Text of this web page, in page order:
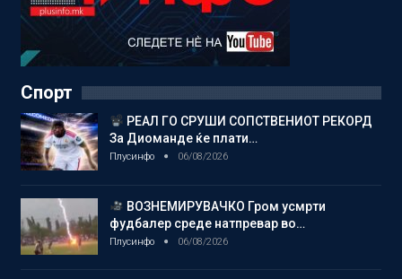
Спорт
РЕАЛ ГО СРУШИ СОПСТВЕНИОТ РЕКОРД
За Диоманде ќе плати…
Плусинфо 06/08/2026
ВОЗНЕМИРУВАЧКО Гром усмрти
фудбалер среде натпревар во…
Плусинфо 06/08/2026